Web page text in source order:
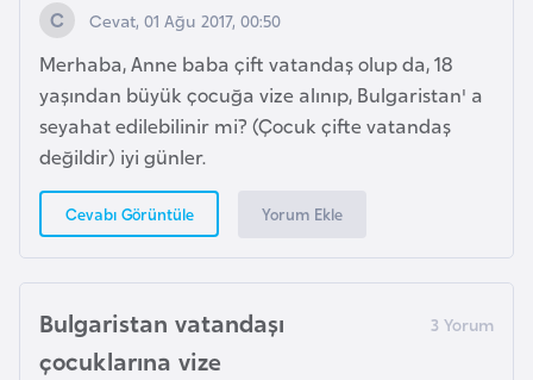
Cevat, 01 Ağu 2017, 00:50
Merhaba, Anne baba çift vatandaş olup da, 18
yaşından büyük çocuğa vize alınıp, Bulgaristan' a
seyahat edilebilinir mi? (Çocuk çifte vatandaş
değildir) iyi günler.
Cevabı Görüntüle Yorum Ekle
Bulgaristan vatandaşı
çocuklarına vize
d
ş
i
S
a
h
i
l
F